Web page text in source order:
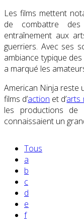
Les films mettent
de combattre
entraînement aux
guerriers. Avec ses
ambiance typique des
a marqué les
American Ninja reste
films d’action et d’arts
les productions de
connaissaient un
Tous
a
b
c
d
e
f